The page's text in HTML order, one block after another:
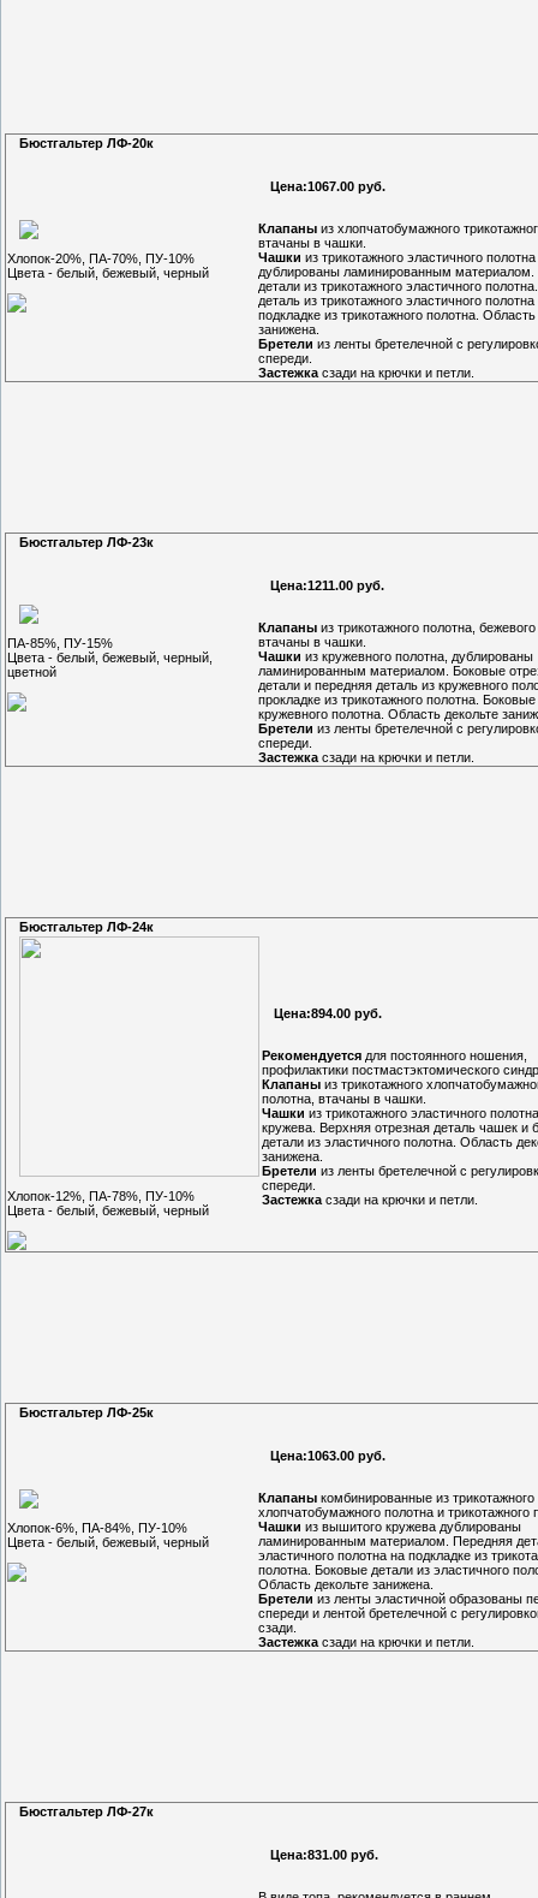
Бюстгальтер ЛФ-20к
Хлопок-20%, ПА-70%, ПУ-10%
Цвета - белый, бежевый, черный
Цена:1067.00 руб.
Клапаны из хлопчатобумажного
втачаны в чашки.
Чашки из трикотажного эластичного полотна
дублированы ламинированным материалом.
детали из трикотажного эластичного
деталь из трикотажного эластичного полотна
подкладке из трикотажного полотна. Область
занижена.
Бретели из ленты бретелечной с
спереди.
Застежка сзади на крючки и петли.
Бюстгальтер ЛФ-23к
ПА-85%, ПУ-15%
Цвета - белый, бежевый, черный,
цветной
Цена:1211.00 руб.
Клапаны из трикотажного полотна,
втачаны в чашки.
Чашки из кружевного полотна, дублированы
ламинированным материалом. Боковые
детали и передняя деталь из кружевного
прокладке из трикотажного полотна.
кружевного полотна. Область декольте
Бретели из ленты бретелечной с
спереди.
Застежка сзади на крючки и петли.
Бюстгальтер ЛФ-24к
Хлопок-12%, ПА-78%, ПУ-10%
Цвета - белый, бежевый, черный
Цена:894.00 руб.
Рекомендуется для постоянного ношения,
профилактики постмастэктомического
Клапаны из трикотажного
полотна, втачаны в чашки.
Чашки из трикотажного эластичного
кружева. Верхняя отрезная деталь чашек и
детали из эластичного полотна. Область
занижена.
Бретели из ленты бретелечной с
спереди.
Застежка сзади на крючки и петли.
Бюстгальтер ЛФ-25к
Хлопок-6%, ПА-84%, ПУ-10%
Цвета - белый, бежевый, черный
Цена:1063.00 руб.
Клапаны комбинированные из трикотажного
хлопчатобумажного полотна и трикотажного
Чашки из вышитого кружева дублированы
ламинированным материалом. Передняя
эластичного полотна на подкладке из
полотна. Боковые детали из эластичного
Область декольте занижена.
Бретели из ленты эластичной образованы
спереди и лентой бретелечной с
сзади.
Застежка сзади на крючки и петли.
Бюстгальтер ЛФ-27к
Цена:831.00 руб.